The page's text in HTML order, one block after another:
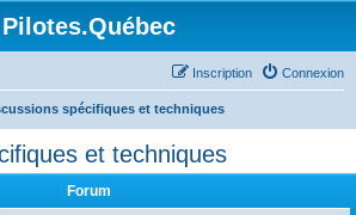
Pilotes.Québec
Connexion
Inscription
spécifiques et techniques
et techniques
Forum